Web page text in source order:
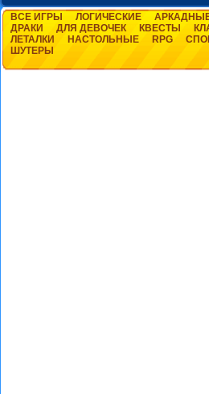
ВСЕ ИГРЫ ЛОГИЧЕСКИЕ
ДРАКИ
ДЛЯ ДЕВОЧЕК КВЕСТЫ
ЛЕТАЛКИ
НАСТОЛЬНЫЕ RPG
ШУТЕРЫ